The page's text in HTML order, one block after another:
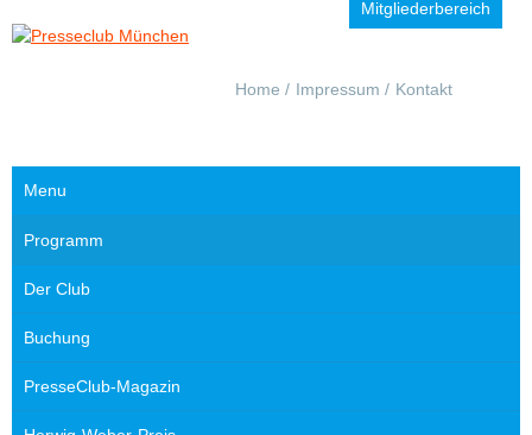
Mitgliederbereich
Navigation
Home Impressum Kontakt
Menu
überspringen
Programm
Der Club
Buchung
PresseClub-Magazin